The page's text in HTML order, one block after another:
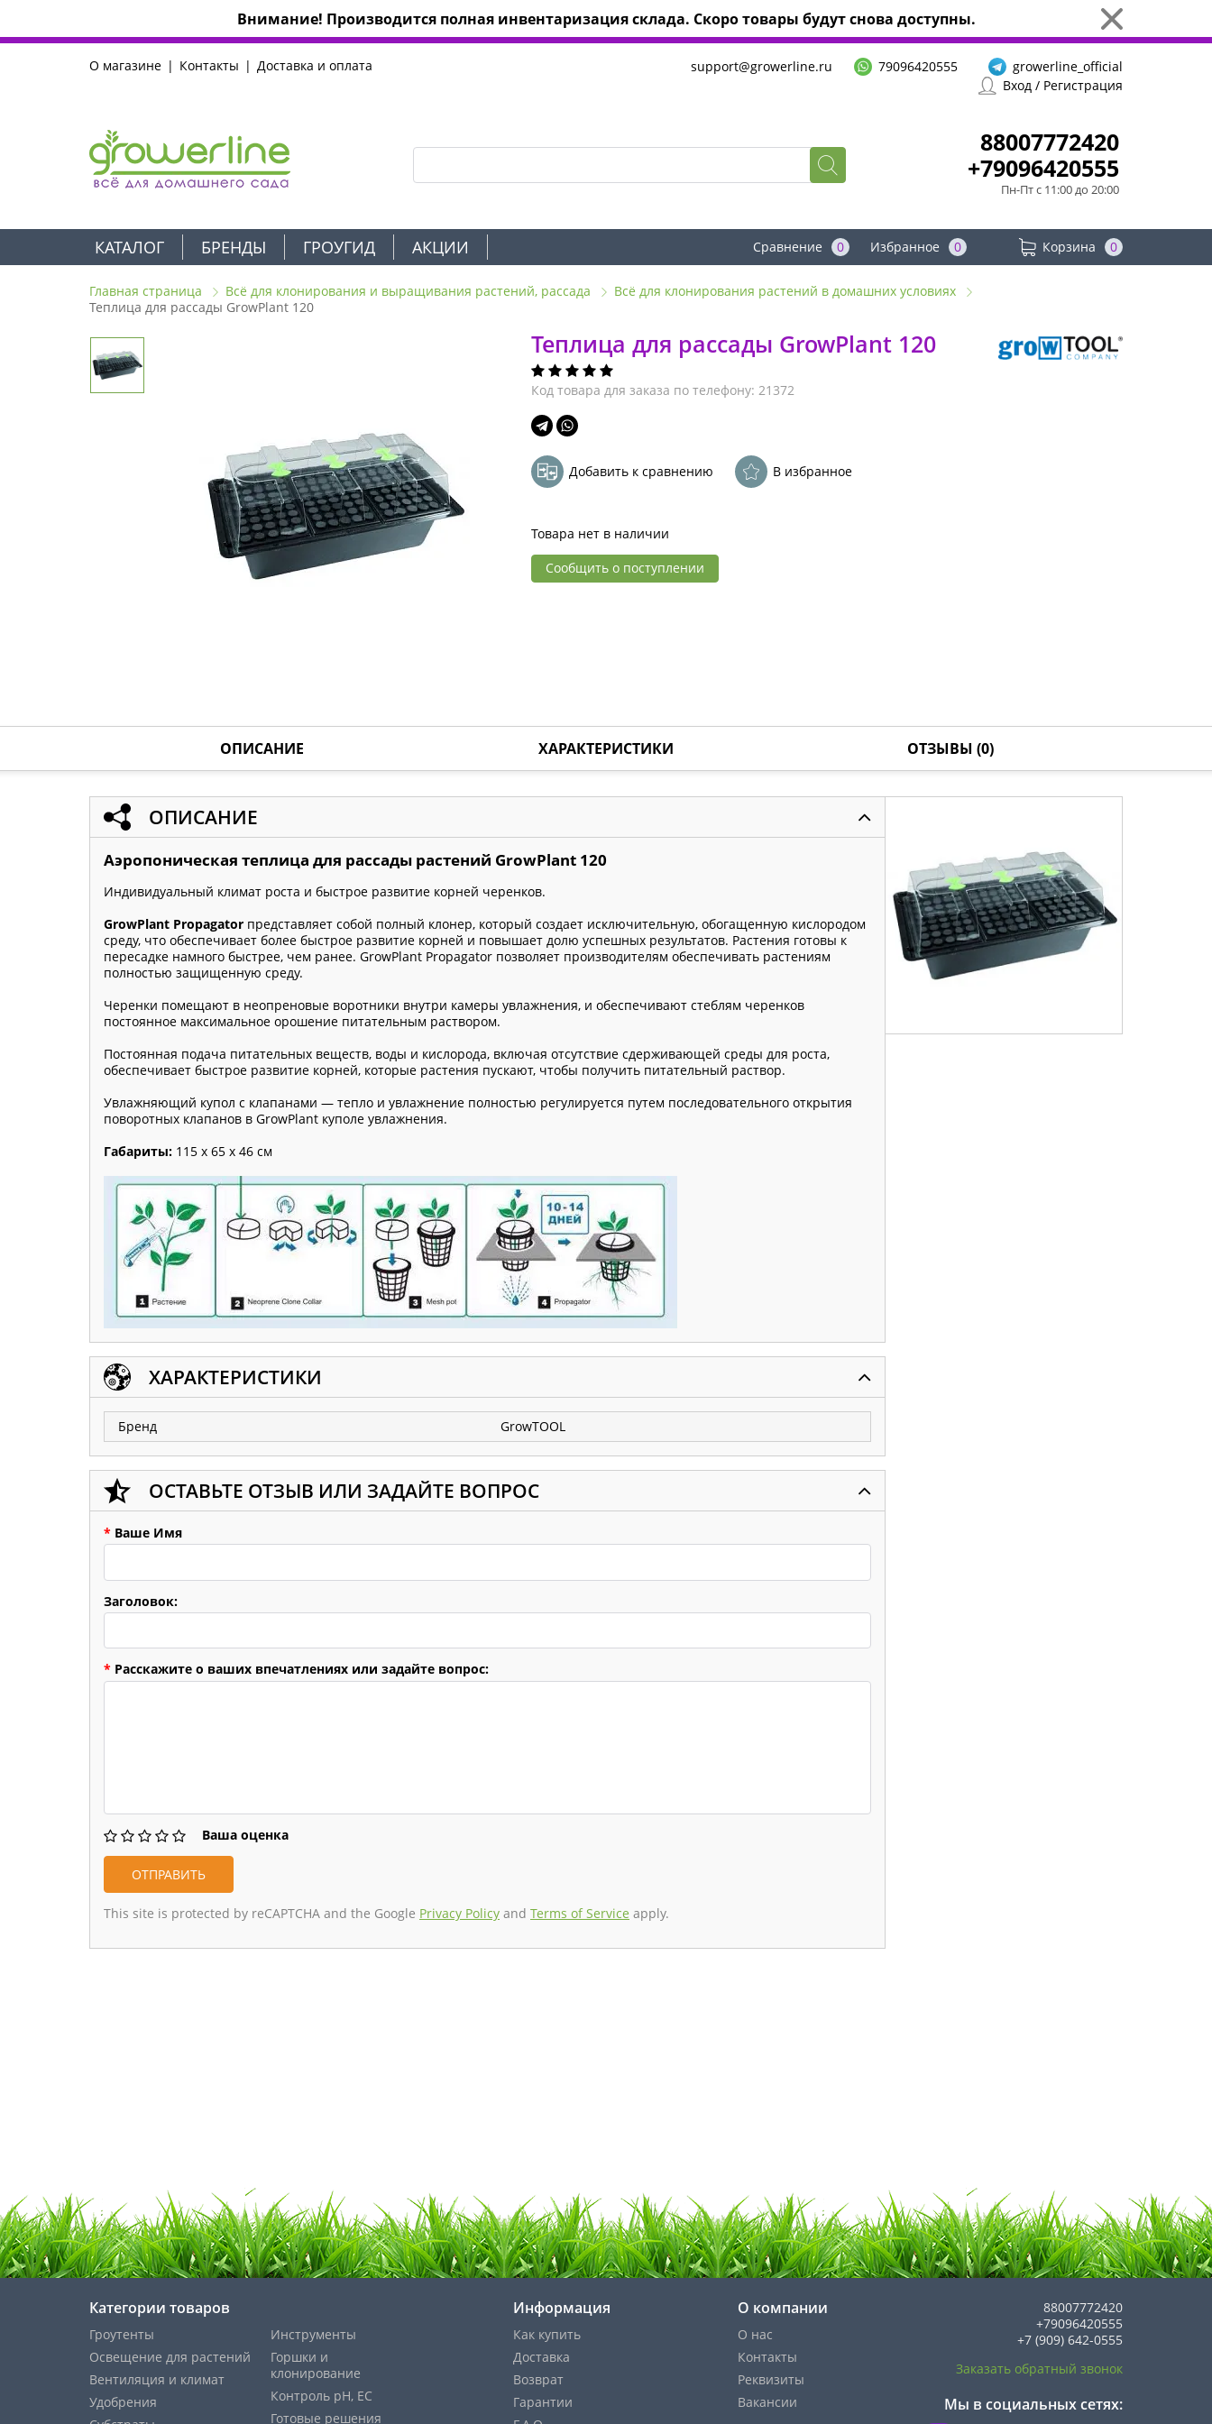
Внимание! Производится полная инвентаризация склада. Скоро товары будут снова доступны.
О магазине Контакты Доставка и оплата support@growerline.ru 79096420555
growerline_official
Вход / Регистрация
88007772420
+79096420555
Пн-Пт с 11:00 до 20:00
КАТАЛОГ БРЕНДЫ ГРОУГИД АКЦИИ Корзина 0
Избранное 0
Сравнение 0
Главная страница Всё для клонирования и выращивания растений, рассада
Всё для клонирования растений в домашних условиях
Теплица для рассады GrowPlant 120
Теплица для рассады GrowPlant 120
Код товара для заказа по телефону: 21372
Добавить к сравнению В избранное
Товара нет в наличии
Сообщить о поступлении
ОПИСАНИЕ ХАРАКТЕРИСТИКИ ОТЗЫВЫ (0)
ОПИСАНИЕ
Аэропоническая теплица для рассады растений GrowPlant 120
Индивидуальный климат роста и быстрое развитие корней черенков.
GrowPlant Propagator представляет собой полный клонер, который создает исключительную, обогащенную кислородом
среду, что обеспечивает более быстрое развитие корней и повышает долю успешных результатов. Растения готовы к
пересадке намного быстрее, чем ранее. GrowPlant Propagator позволяет производителям обеспечивать растениям
полностью защищенную среду.
Черенки помещают в неопреновые воротники внутри камеры увлажнения, и обеспечивают стеблям черенков
постоянное максимальное орошение питательным раствором.
Постоянная подача питательных веществ, воды и кислорода, включая отсутствие сдерживающей среды для роста,
обеспечивает быстрое развитие корней, которые растения пускают, чтобы получить питательный раствор.
Увлажняющий купол с клапанами — тепло и увлажнение полностью регулируется путем последовательного открытия
поворотных клапанов в GrowPlant куполе увлажнения.
Габариты: 115 х 65 х 46 см
ХАРАКТЕРИСТИКИ
Бренд GrowTOOL
ОСТАВЬТЕ ОТЗЫВ ИЛИ ЗАДАЙТЕ ВОПРОС
* Ваше Имя
Заголовок:
* Расскажите о ваших впечатлениях или задайте вопрос:
Ваша оценка
This site is protected by reCAPTCHA and the Google Privacy Policy and Terms of Service apply.
88007772420
+79096420555
+7 (909) 642-0555
Заказать обратный звонок
Мы в социальных сетях:
Категории товаров
Гроутенты
Освещение для растений
Вентиляция и климат
Удобрения
Инструменты
Горшки и
клонирование
Контроль pH, EС
Готовые решения
Информация
Как купить
Доставка
Возврат
Гарантии
О компании
О нас
Контакты
Реквизиты
Вакансии